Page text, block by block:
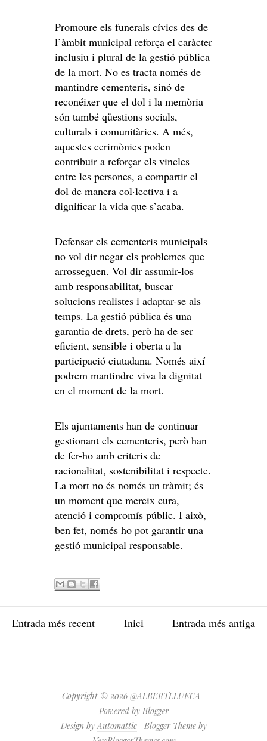
Promoure els funerals cívics des de
l’àmbit municipal reforça el caràcter
inclusiu i plural de la gestió pública
de la mort. No es tracta només de
mantindre cementeris, sinó de
reconéixer que el dol i la memòria
són també qüestions socials,
culturals i comunitàries. A més,
aquestes cerimònies poden
contribuir a reforçar els vincles
entre les persones, a compartir el
dol de manera col·lectiva i a
dignificar la vida que s’acaba.
Defensar els cementeris municipals
no vol dir negar els problemes que
arrosseguen. Vol dir assumir-los
amb responsabilitat, buscar
solucions realistes i adaptar-se als
temps. La gestió pública és una
garantia de drets, però ha de ser
eficient, sensible i oberta a la
participació ciutadana. Només així
podrem mantindre viva la dignitat
en el moment de la mort.
Els ajuntaments han de continuar
gestionant els cementeris, però han
de fer-ho amb criteris de
racionalitat, sostenibilitat i respecte.
La mort no és només un tràmit; és
un moment que mereix cura,
atenció i compromís públic. I això,
ben fet, només ho pot garantir una
gestió municipal responsable.
Entrada més recent Entrada més antiga
Inici
Copyright © 2026 @ALBERTLLUECA
Powered by Blogger
Design byAutomattic| Blogger Theme by